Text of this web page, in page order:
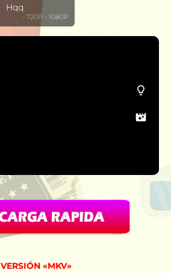
Hqq
‎ ‎ ‎ ‎ ‎ ‎ ‎ ‎ ‎ - 720P - 1080P
VERSIÓN «MKV»